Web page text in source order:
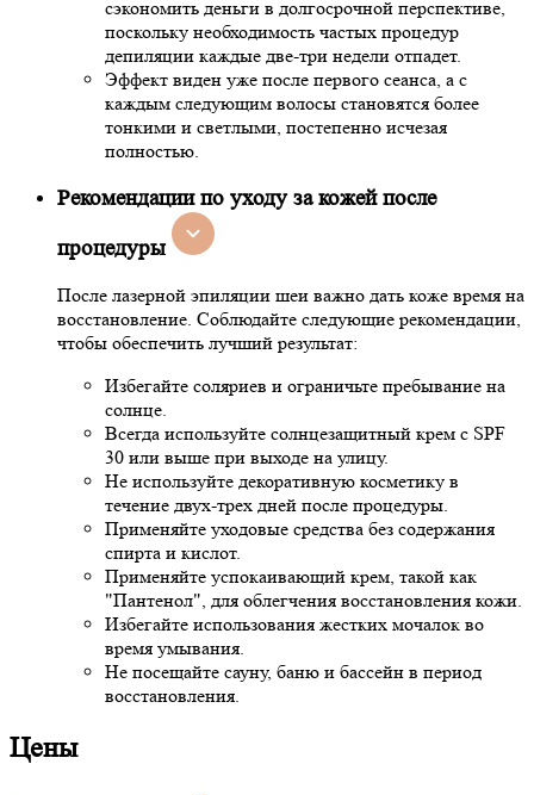
сэкономить деньги в долгосрочной перспективе,
поскольку необходимость частых процедур
депиляции каждые две-три недели отпадет.
Эффект виден уже после первого сеанса, а с
каждым следующим волосы становятся более
тонкими и светлыми, постепенно исчезая
полностью.
Рекомендации по уходу за кожей после
процедуры
После лазерной эпиляции шеи важно дать коже время на
восстановление. Соблюдайте следующие рекомендации,
чтобы обеспечить лучший результат:
Избегайте соляриев и ограничьте пребывание на
солнце.
Всегда используйте солнцезащитный крем с SPF
30 или выше при выходе на улицу.
Не используйте декоративную косметику в
течение двух-трех дней после процедуры.
Применяйте уходовые средства без содержания
спирта и кислот.
Применяйте успокаивающий крем, такой как
"Пантенол", для облегчения восстановления кожи.
Избегайте использования жестких мочалок во
время умывания.
Не посещайте сауну, баню и бассейн в период
восстановления.
Цены